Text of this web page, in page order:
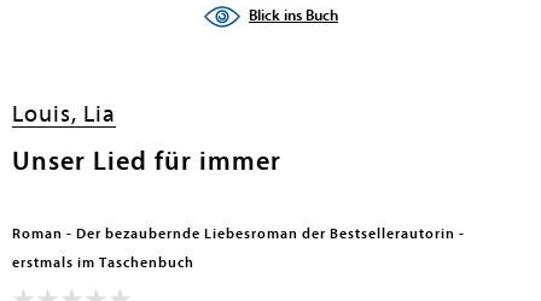
Blick ins Buch
Louis, Lia
Unser Lied für immer
Roman - Der bezaubernde Liebesroman der Bestsellerautorin -
erstmals im Taschenbuch